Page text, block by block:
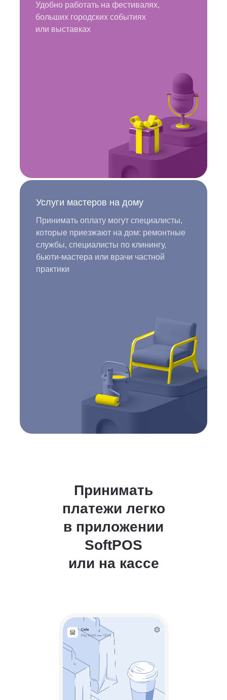
Удобно работать на фестивалях,
больших городских событиях
или выставках
Услуги мастеров на дому
Принимать оплату могут специалисты,
которые приезжают на дом: ремонтные
службы, специалисты по клинингу,
бьюти-мастера или врачи частной
практики
Принимать
платежи легко
в приложении
SoftPOS
или на кассе